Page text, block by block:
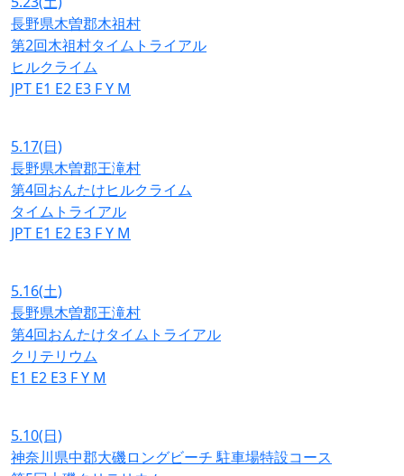
長野県木曽郡木祖村
第2回木祖村タイムトライアル
ヒルクライム
JPT E1 E2 E3 FY M
5.17(日)
長野県木曽郡王滝村
第4回おんたけヒルクライム
タイムトライアル
JPT E1 E2 E3 FY M
5.16(土)
長野県木曽郡王滝村
第4回おんたけタイムトライアル
クリテリウム
E1 E2 E3 FY M
5.10(日)
神奈川県中郡大磯ロングビーチ 駐車場特設コース